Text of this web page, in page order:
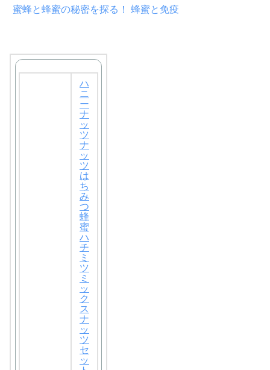
蜜蜂と蜂蜜の秘密を探る！ 蜂蜜と免疫
ハ
ニ
ー
ナ
ッ
ツ
ナ
ッ
ツ
は
ち
み
つ
蜂
蜜
ハ
チ
ミ
ツ
ミ
ッ
ク
ス
ナ
ッ
ツ
セ
ッ